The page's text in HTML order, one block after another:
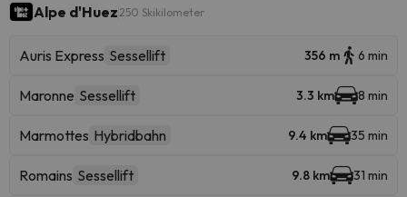
Alpe d'Huez 250 Skikilometer
Auris Express Sessellift 356 m 6 min
Maronne Sessellift 3.3 km 8 min
Marmottes Hybridbahn 9.4 km 35 min
Romains Sessellift 9.8 km 31 min